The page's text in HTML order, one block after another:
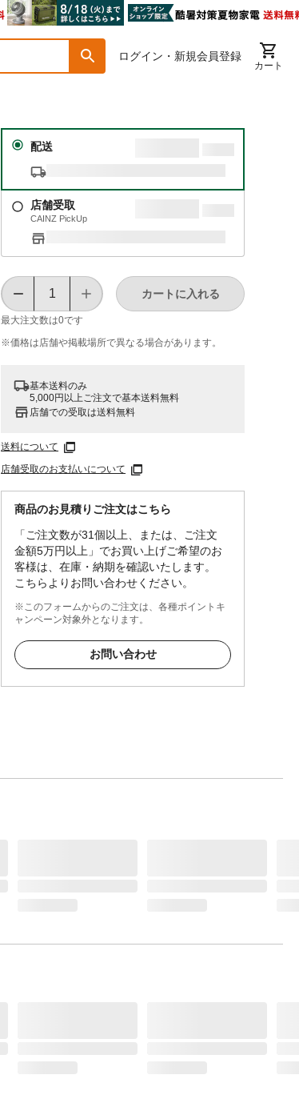
ログイン・新規会員登録
カート
配送
店舗受取
CAINZ PickUp
最大注文数は0です
カートに入れる
※価格は​店舗や​掲載場所で​異なる​場合が​あります。
基本送料のみ
5,000円以上ご注文で基本送料無料
店舗での受取は送料無料
送料について
店舗受取のお支払いについて
商品のお見積りご注文はこちら
「ご注文数が31個以上、または、ご注文
金額5万円以上」でお買い上げご希望のお
客様は、在庫・納期を確認いたします。
こちらよりお問い合わせください。
※このフォームからのご注文は、各種ポイントキ
ャンペーン対象外となります。
お問い合わせ